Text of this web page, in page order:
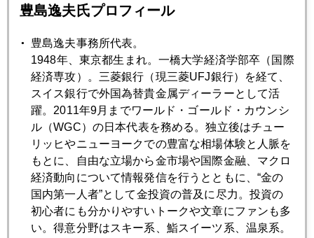
2021年02月26日
2021年02月25日
バフェット氏、金鉱株、見切り売却
2021年02月24日
テスラ社、ビットコイン含み益が本業を上回る日
2021年02月22日
島根県知事発言と新会長選出、外国人投資家も注目
豊島逸夫氏プロフィール
豊島逸夫事務所代表。
1948年、東京都生まれ。一橋大学経済学部卒（国際
経済専攻）。三菱銀行（現三菱UFJ銀行）を経て、
スイス銀行で外国為替貴金属ディーラーとして活
躍。2011年9月までワールド・ゴールド・カウンシ
ル（WGC）の日本代表を務める。独立後はチュー
リッヒやニューヨークでの豊富な相場体験と人脈を
もとに、自由な立場から金市場や国際金融、マクロ
経済動向について情報発信を行うとともに、“金の
国内第一人者”として金投資の普及に尽力。投資の
初心者にも分かりやすいトークや文章にファンも多
い。得意分野はスキー系、鮨スイーツ系、温泉系。